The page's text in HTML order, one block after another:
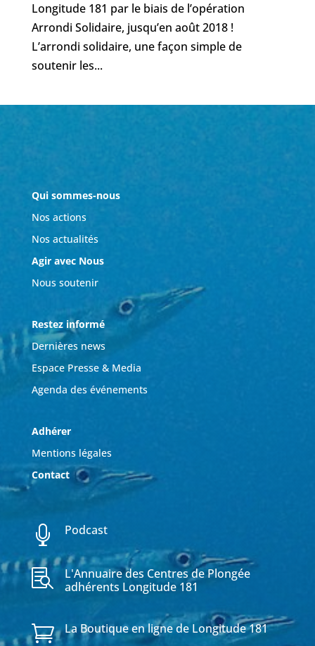
Longitude 181 par le biais de l’opération
Arrondi Solidaire, jusqu’en août 2018 !
L’arrondi solidaire, une façon simple de
soutenir les...
Qui sommes-nous
Nos actions
Nos actualités
Agir avec Nous
Nous soutenir
Restez informé
Dernières news
Espace Presse & Media
Agenda des événements
Adhérer
Mentions légales
Contact
 Podcast

L'Annuaire des Centres de Plongée
adhérents Longitude 181
 La Boutique en ligne de Longitude 181